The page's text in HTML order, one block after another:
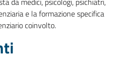
e la formazione specifica
coinvolto.